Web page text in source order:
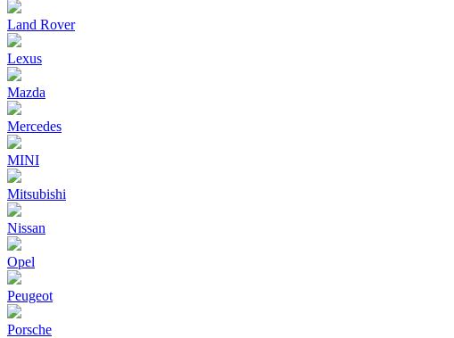
Land Rover
Lexus
Mazda
Mercedes
MINI
Mitsubishi
Nissan
Opel
Peugeot
Porsche